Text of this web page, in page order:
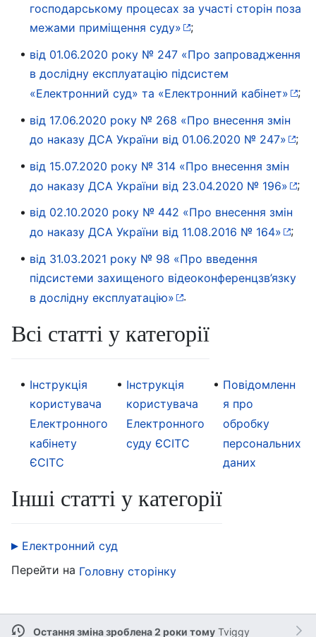
господарському процесах за участі сторін поза
межами приміщення суду»
;
від 01.06.2020 року № 247 «Про запровадження
в дослідну експлуатацію підсистем
«Електронний суд» та «Електронний кабінет»
;
від 17.06.2020 року № 268 «Про внесення змін
до наказу ДСА України від 01.06.2020 № 247»
;
від 15.07.2020 року № 314 «Про внесення змін
до наказу ДСА України від 23.04.2020 № 196»
;
від 02.10.2020 року № 442 «Про внесення змін
до наказу ДСА України від 11.08.2016 № 164»
;
від 31.03.2021 року № 98 «Про введення
підсистеми захищеного відеоконференцзв’язку
в дослідну експлуатацію»
.
Всі статті у категорії
Інструкція
користувача
Електронного
кабінету
ЄСІТС
Інструкція
користувача
Електронного
суду ЄСІТС
Повідомленн
я про
обробку
персональних
даних
Інші статті у категорії
Електронний суд
Перейти на Головну сторінку
Остання зміна зроблена 2 роки тому Tviggy